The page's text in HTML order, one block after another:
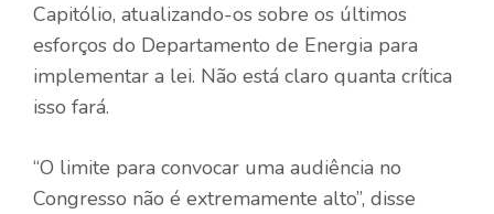
Capitólio, atualizando-os sobre os últimos
esforços do Departamento de Energia para
implementar a lei. Não está claro quanta crítica
isso fará.
“O limite para convocar uma audiência no
Congresso não é extremamente alto”, disse